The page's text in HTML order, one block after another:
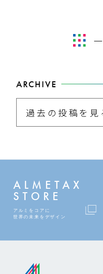
ARCHIVE
過去の投稿を見
ALMETAX
STORE
アルミをコアに
世界の未来をデザイン